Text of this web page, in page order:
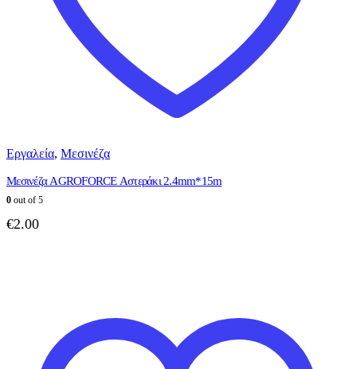
Εργαλεία, Μεσινέζα
Μεσινέζα AGROFORCE Αστεράκι 2.4mm*15m
0 out of 5
€2.00